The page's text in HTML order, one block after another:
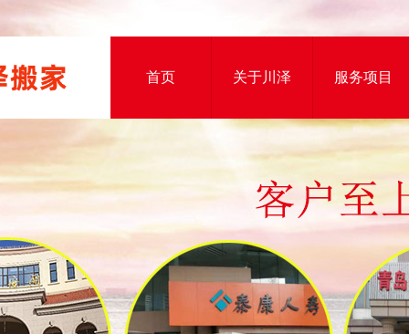
首页 关于川泽 服务项目